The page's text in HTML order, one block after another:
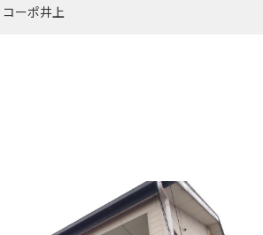
コーポ井上